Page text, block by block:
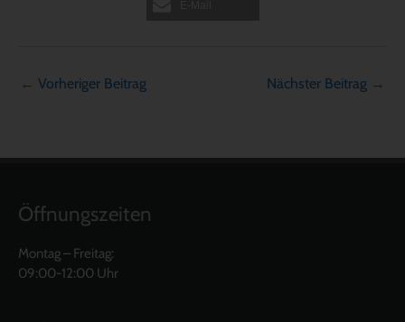
← Vorheriger Beitrag Nächster Beitrag →
Öffnungszeiten
Montag – Freitag:
09:00-12:00 Uhr